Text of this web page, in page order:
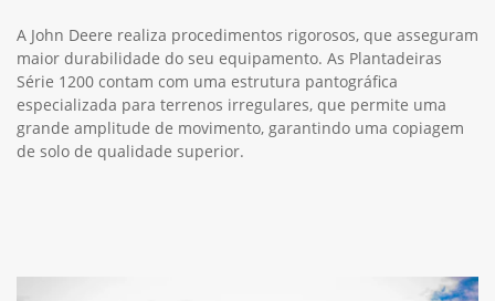
A John Deere realiza procedimentos rigorosos, que asseguram
maior durabilidade do seu equipamento. As Plantadeiras
Série 1200 contam com uma estrutura pantográfica
especializada para terrenos irregulares, que permite uma
grande amplitude de movimento, garantindo uma copiagem
de solo de qualidade superior.